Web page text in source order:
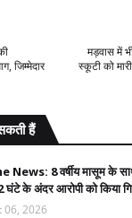
मड़वास में
स्कूटी को
जिम्मेदार
हैं
News: 8 वर्षीय मासूम के
घंटे के अंदर आरोपी को किया
06, 2026